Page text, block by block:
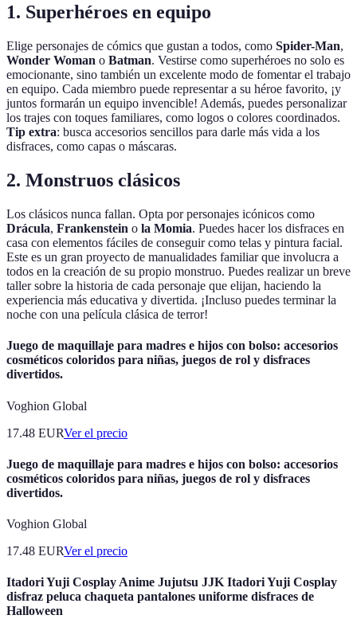
1. Superhéroes en equipo
Elige personajes de cómics que gustan a todos, como Spider-Man,
Wonder Woman o Batman. Vestirse como superhéroes no solo es
emocionante, sino también un excelente modo de fomentar el trabajo
en equipo. Cada miembro puede representar a su héroe favorito, ¡y
juntos formarán un equipo invencible! Además, puedes personalizar
los trajes con toques familiares, como logos o colores coordinados.
Tip extra: busca accesorios sencillos para darle más vida a los
disfraces, como capas o máscaras.
2. Monstruos clásicos
Los clásicos nunca fallan. Opta por personajes icónicos como
Drácula, Frankenstein o la Momia. Puedes hacer los disfraces en
casa con elementos fáciles de conseguir como telas y pintura facial.
Este es un gran proyecto de manualidades familiar que involucra a
todos en la creación de su propio monstruo. Puedes realizar un breve
taller sobre la historia de cada personaje que elijan, haciendo la
experiencia más educativa y divertida. ¡Incluso puedes terminar la
noche con una película clásica de terror!
Juego de maquillaje para madres e hijos con bolso: accesorios
cosméticos coloridos para niñas, juegos de rol y disfraces
divertidos.
Voghion Global
17.48 EURVer el precio
Juego de maquillaje para madres e hijos con bolso: accesorios
cosméticos coloridos para niñas, juegos de rol y disfraces
divertidos.
Voghion Global
17.48 EURVer el precio
Itadori Yuji Cosplay Anime Jujutsu JJK Itadori Yuji Cosplay
disfraz peluca chaqueta pantalones uniforme disfraces de
Halloween